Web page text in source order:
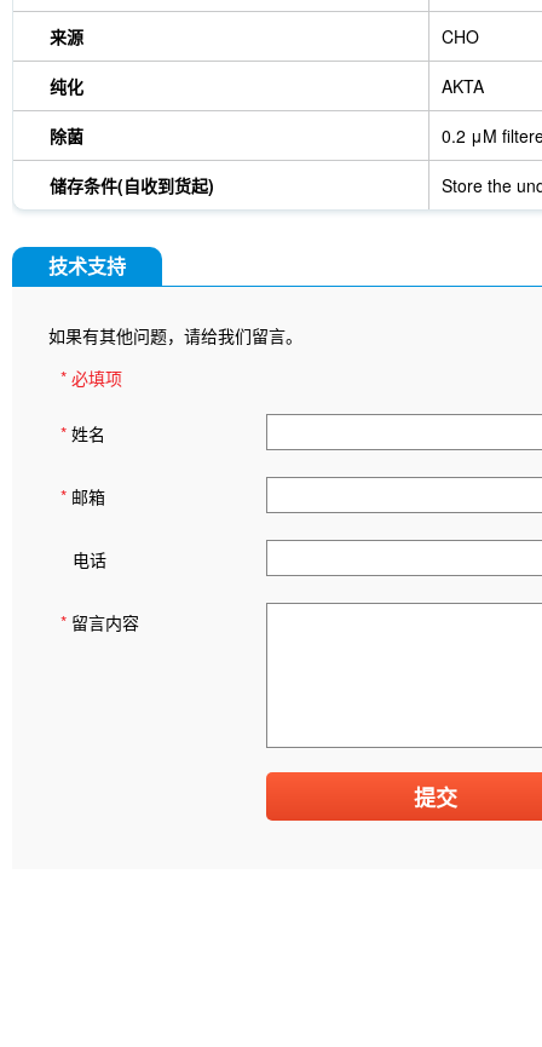
来源 CHO
纯化 AKTA
除菌 0.2 μM
储存条件(自收到货起) Store the
技术支持
如果有其他问题，请给我们留言。
* 必填项
* 姓名
* 邮箱
电话
* 留言内容